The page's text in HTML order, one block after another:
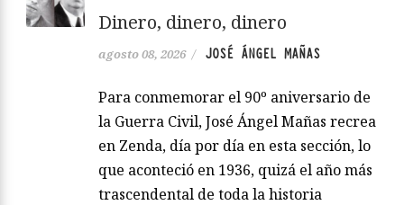
Dinero, dinero, dinero
agosto 08, 2026 / JOSÉ ÁNGEL MAÑAS
Para conmemorar el 90º aniversario de
la Guerra Civil, José Ángel Mañas recrea
en Zenda, día por día en esta sección, lo
que aconteció en 1936, quizá el año más
trascendental de toda la historia